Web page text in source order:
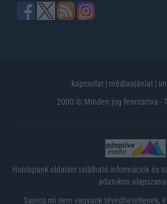
kapcsolat | médiaajánlat |
2000 © Minden jog fenntartva -
Honlapunk oldalain található információk és
adatokon
Sajnos mi sem vagyunk tévedhetetlenek,